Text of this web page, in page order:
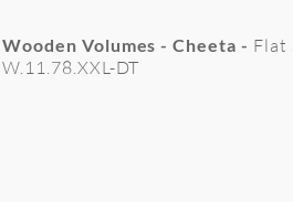
Wooden Volumes - Cheeta - Flat
W.11.78.XXL-DT